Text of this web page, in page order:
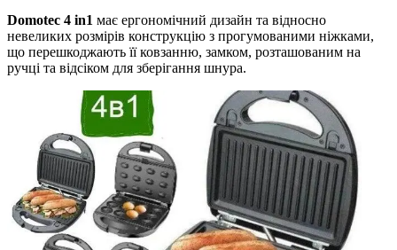
Domotec 4 in1 має ергономічний дизайн та відносно
невеликих розмірів конструкцію з прогумованими ніжками,
що перешкоджають її ковзанню, замком, розташованим на
ручці та відсіком для зберігання шнура.